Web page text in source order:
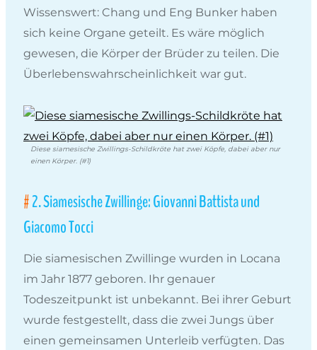
Wissenswert: Chang und Eng Bunker haben
sich keine Organe geteilt. Es wäre möglich
gewesen, die Körper der Brüder zu teilen. Die
Überlebenswahrscheinlichkeit war gut.
Diese siamesische Zwillings-Schildkröte hat zwei Köpfe, dabei aber nur
einen Körper. (#1)
2. Siamesische Zwillinge: Giovanni Battista und
Giacomo Tocci
Die siamesischen Zwillinge wurden in Locana
im Jahr 1877 geboren. Ihr genauer
Todeszeitpunkt ist unbekannt. Bei ihrer Geburt
wurde festgestellt, dass die zwei Jungs über
einen gemeinsamen Unterleib verfügten. Das